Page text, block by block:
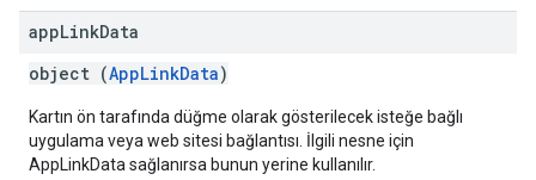
appLinkData
object (AppLinkData)
Kartın ön tarafında düğme olarak gösterilecek isteğe bağlı
uygulama veya web sitesi bağlantısı. İlgili nesne için
AppLinkData sağlanırsa bunun yerine kullanılır.